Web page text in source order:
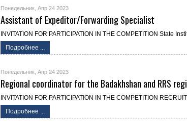
Понедельник, Апр 24 2023
Assistant of Expeditor/Forwarding Specialist
INVITATION FOR PARTICIPATION IN THE COMPETITION State
Подробнее ...
Понедельник, Апр 24 2023
Regional coordinator for the Badakhshan and RRS
INVITATION FOR PARTICIPATION IN THE COMPETITION
Подробнее ...